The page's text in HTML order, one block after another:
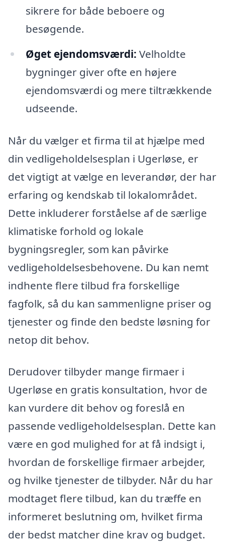
sikrere for både beboere og
besøgende.
Øget ejendomsværdi: Velholdte
bygninger giver ofte en højere
ejendomsværdi og mere tiltrækkende
udseende.
Når du vælger et firma til at hjælpe med
din vedligeholdelsesplan i Ugerløse, er
det vigtigt at vælge en leverandør, der har
erfaring og kendskab til lokalområdet.
Dette inkluderer forståelse af de særlige
klimatiske forhold og lokale
bygningsregler, som kan påvirke
vedligeholdelsesbehovene. Du kan nemt
indhente flere tilbud fra forskellige
fagfolk, så du kan sammenligne priser og
tjenester og finde den bedste løsning for
netop dit behov.
Derudover tilbyder mange firmaer i
Ugerløse en gratis konsultation, hvor de
kan vurdere dit behov og foreslå en
passende vedligeholdelsesplan. Dette kan
være en god mulighed for at få indsigt i,
hvordan de forskellige firmaer arbejder,
og hvilke tjenester de tilbyder. Når du har
modtaget flere tilbud, kan du træffe en
informeret beslutning om, hvilket firma
der bedst matcher dine krav og budget.